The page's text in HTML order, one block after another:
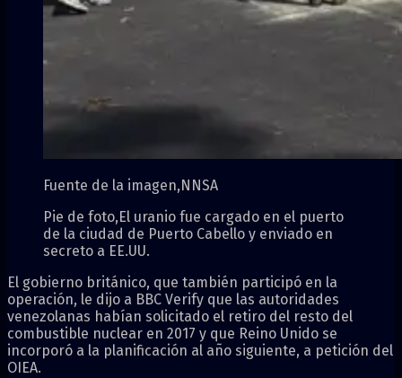
Fuente de la imagen, NNSA
Pie de foto, El uranio fue cargado en el puerto
de la ciudad de Puerto Cabello y enviado en
secreto a EE.UU.
El gobierno británico, que también participó en la
operación, le dijo a BBC Verify que las autoridades
venezolanas habían solicitado el retiro del resto del
combustible nuclear en 2017 y que Reino Unido se
incorporó a la planificación al año siguiente, a petición del
OIEA.